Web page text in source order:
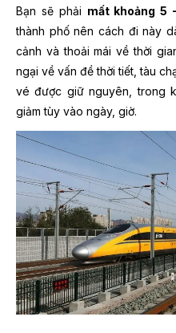
Bạn sẽ phải mất khoảng 5
thành phố nên cách đi này
cảnh và thoải mái về thời
ngại về vấn đề thời tiết, tàu
vé được giữ nguyên, trong
giảm tùy vào ngày, giờ.